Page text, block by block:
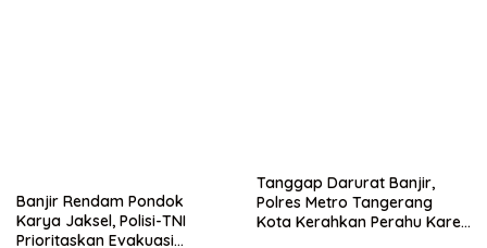
Banjir Rendam Pondok
Karya Jaksel, Polisi-TNI
Prioritaskan Evakuasi
Tanggap Darurat Banjir,
Polres Metro Tangerang
Kota Kerahkan Perahu Karet